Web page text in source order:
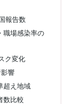
報告数
職場感染率の
ク変化
響
超え地域
数比較